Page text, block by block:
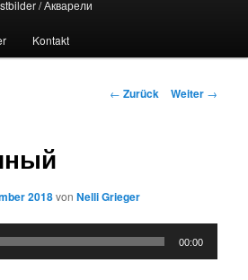
/ Акварели
Kontakt
Beitrags-
← Zurück Weiter →
2018vonNelli Grieger
00:00